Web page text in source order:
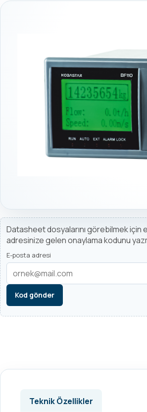
Datasheet dosyalarını görebilmek
adresinize gelen onaylama kodunu
E-posta adresi
Kod gönder
Teknik Özellikler